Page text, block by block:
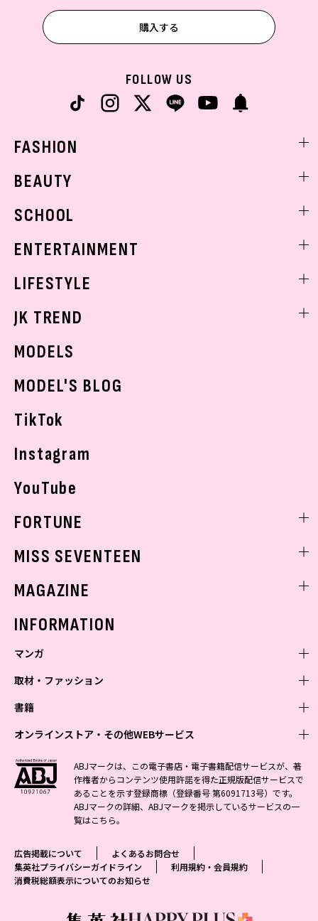
購入する
FOLLOW US
FASHION
着回し
BEAUTY
ベストコスメ
ボディケア
SCHOOL
学校ヘアメイク
ENTERTAINMENT
K-POP
LIFESTYLE
モデルの購入品
JK TREND
MODELS
MODEL'S BLOG
TikTok
Instagram
YouTube
FORTUNE
MISS SEVENTEEN
MAGAZINE
INFORMATION
マンガ
少年マンガ
Vジャンプ
最強ジャンプ
少年ジャンプ+
ジャンプTOON
ジャンプルーキー！
S-MANGA
集英社コミック文庫
青年マンガ
ZEBRACK
S-MANGA
集英社ジャンプリミックス
週刊ヤングジャンプ
ヤングジャンプ定期購読デジタル
少女マンガ
ZEBRACK
S-MANGA
集英社コミック文庫
マーガレット
別冊マーガレット
女性マンガ
ジャンプTOON
集英社コミック文庫
マンガMee公式サイト
リマコミ
取材・ファッション
ファッション・美容
BAILA
MAQUIA
eclat
T JAPAN
芸能・情報・スポーツ
週プレNEWS
週プレ グラジャパ!
書籍
文芸・文庫・総合
小説すばる
集英社 文芸ステーション
web 集英社文庫
アジア人物史
学芸・ノンフィクション・新書
1日5分で、明日は変わる よみタイ yomitai
集英社学芸部 - 学芸・ノンフィクション
集英社ビジネス書
集英社新書プラス - 知の水先案内人
kotoba
ライトノベル・ノベライズ
集英社オレンジ文庫
JUMP j-BOOKS
ダッシュエックス文庫公式サイト
集英社Webマガジン コバルト
集英社の児童図書 S-KIDS.LAND
オンラインストア・その他WEBサービス
オンラインストア
OTO
SHUEISHA MANGA-ART HERITAGE
ジャンプキャラクターズストア
HAPPY PLUS STORE
SHUEISHA VOX
LEEマルシェ
その他WEBサービス
集英社アドナビ
集英社エディターズ・ラボ
ABJマークは、この電子書店・電子書籍配信サービスが、著
作権者からコンテンツ使用許諾を得た正規版配信サービスで
あることを示す登録商標（登録番号 第6091713号）です。
ABJマークの詳細、ABJマークを掲示しているサービスの一
覧はこちら。
広告掲載について
よくあるお問合せ
集英社プライバシーガイドライン
利用規約・会員規約
消費税総額表示についてのお知らせ